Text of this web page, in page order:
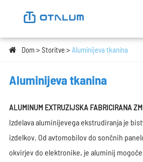
Dom Storitve Aluminijeva tkanina
Aluminijeva tkanina
ALUMINUM EXTRUZIJSKA FABRICIRANA
Izdelava aluminijevega ekstrudiranja je
izdelkov. Od avtomobilov do sončnih
okvirjev do elektronike, je aluminij